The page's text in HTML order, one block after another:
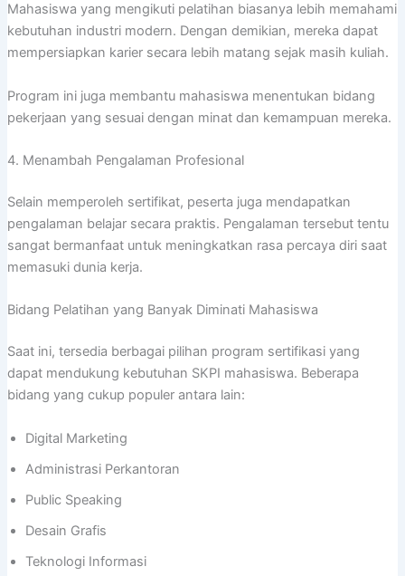
Mahasiswa yang mengikuti pelatihan biasanya lebih memahami
kebutuhan industri modern. Dengan demikian, mereka dapat
mempersiapkan karier secara lebih matang sejak masih kuliah.
Program ini juga membantu mahasiswa menentukan bidang
pekerjaan yang sesuai dengan minat dan kemampuan mereka.
4. Menambah Pengalaman Profesional
Selain memperoleh sertifikat, peserta juga mendapatkan
pengalaman belajar secara praktis. Pengalaman tersebut tentu
sangat bermanfaat untuk meningkatkan rasa percaya diri saat
memasuki dunia kerja.
Bidang Pelatihan yang Banyak Diminati Mahasiswa
Saat ini, tersedia berbagai pilihan program sertifikasi yang
dapat mendukung kebutuhan SKPI mahasiswa. Beberapa
bidang yang cukup populer antara lain:
Digital Marketing
Administrasi Perkantoran
Public Speaking
Desain Grafis
Teknologi Informasi